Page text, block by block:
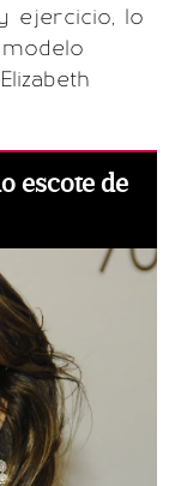
ejercicio, lo
escote de